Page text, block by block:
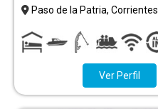
Paso de la Patria, Corrientes
Ver Perfil